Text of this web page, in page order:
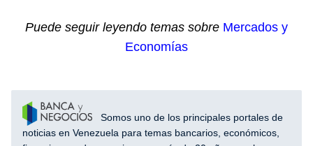
Puede seguir leyendo temas sobre Mercados y
Economías
Somos uno de los principales portales de
noticias en Venezuela para temas bancarios, económicos,